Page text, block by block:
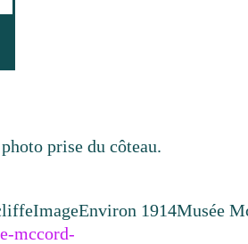
prise du côteau.
ImageEnviron 1914Musée
mccord-